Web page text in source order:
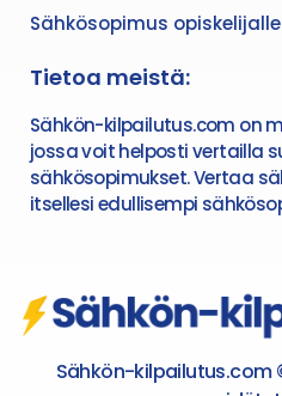
Sähkösopimus opiskelijalle
Tietoa meistä:
Sähkön-kilpailutus.com on
jossa voit helposti vertailla
sähkösopimukset. Vertaa
itsellesi edullisempi
Sähkön-kilpailutus.com